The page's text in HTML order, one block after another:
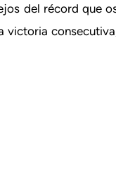
del récord que
victoria